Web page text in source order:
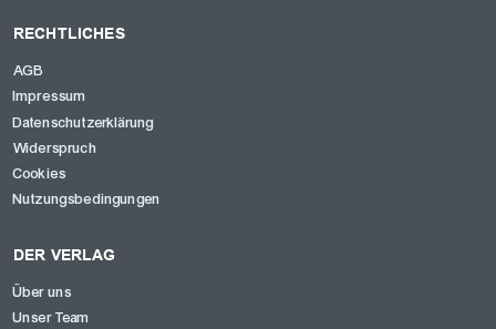
RECHTLICHES
AGB
Impressum
Datenschutzerklärung
Widerspruch
Cookies
Nutzungsbedingungen
DER VERLAG
Über uns
Unser Team